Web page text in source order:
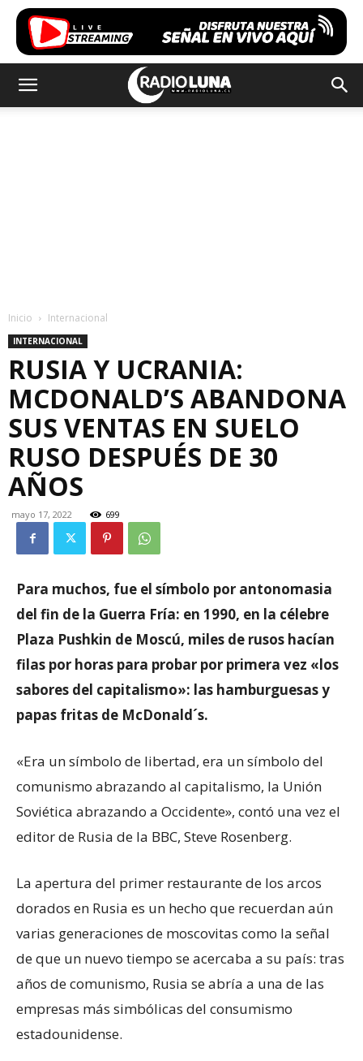
Inicio Internacional
INTERNACIONAL
RUSIA Y UCRANIA:
MCDONALD’S ABANDONA
SUS VENTAS EN SUELO
RUSO DESPUÉS DE 30
AÑOS
mayo 17, 2022 699
Para muchos, fue el símbolo por antonomasia
del fin de la Guerra Fría: en 1990, en la célebre
Plaza Pushkin de Moscú, miles de rusos hacían
filas por horas para probar por primera vez «los
sabores del capitalismo»: las hamburguesas y
papas fritas de McDonald´s.
«Era un símbolo de libertad, era un símbolo del
comunismo abrazando al capitalismo, la Unión
Soviética abrazando a Occidente», contó una vez el
editor de Rusia de la BBC, Steve Rosenberg.
La apertura del primer restaurante de los arcos
dorados en Rusia es un hecho que recuerdan aún
varias generaciones de moscovitas como la señal
de que un nuevo tiempo se acercaba a su país: tras
años de comunismo, Rusia se abría a una de las
empresas más simbólicas del consumismo
estadounidense.